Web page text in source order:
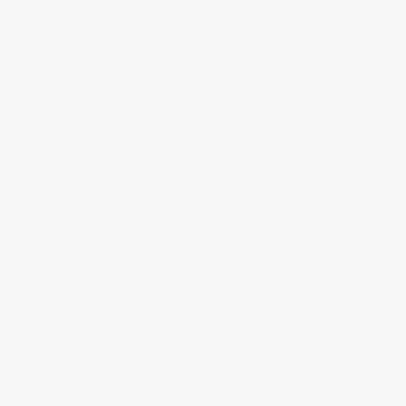
Kabarpatigo Mengucapkan Selamat